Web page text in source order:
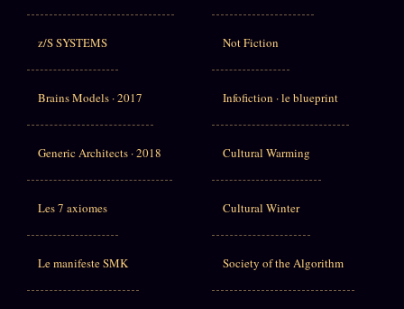
z/S SYSTEMS
Brains Models · 2017
Generic Architects · 2018
Les 7 axiomes
Le manifeste SMK
Not Fiction
Infofiction · le blueprint
Cultural Warming
Cultural Winter
Society of the Algorithm